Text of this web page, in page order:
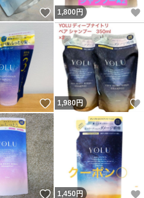
いいね！
1,800円
いいね！
1,980円
いいね！
1,450 円